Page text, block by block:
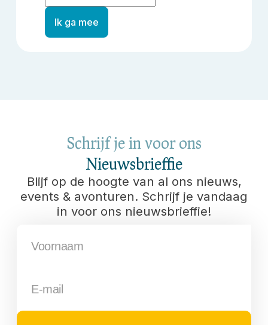
Ik ga mee
Schrijf je in voor ons
Nieuwsbrieffie
Blijf op de hoogte van al ons nieuws,
events & avonturen. Schrijf je vandaag
in voor ons nieuwsbrieffie!